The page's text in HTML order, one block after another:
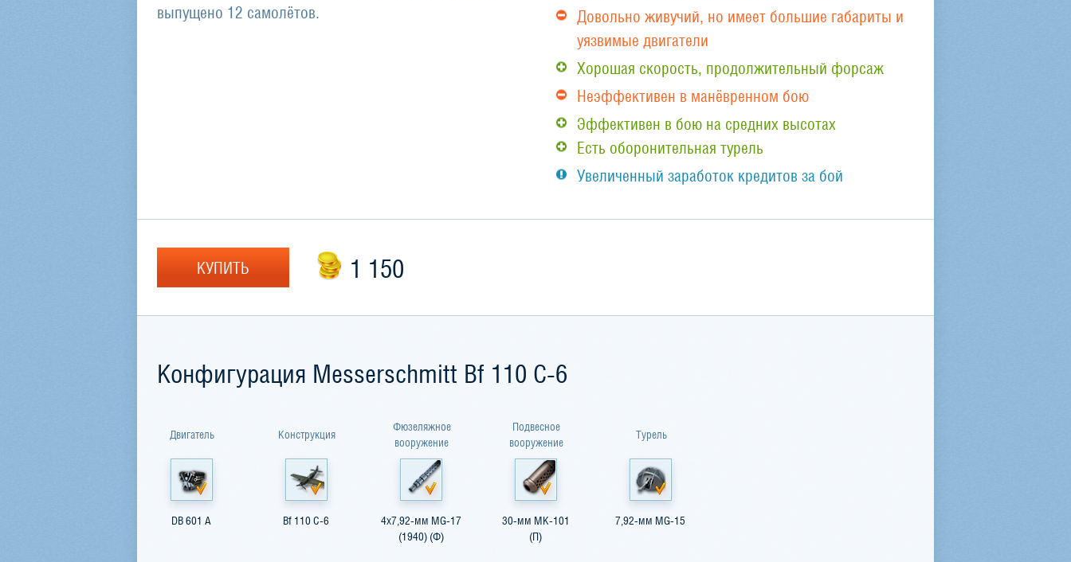
выпущено 12 самолётов.
Довольно живучий, но имеет большие габариты и
уязвимые двигатели
Хорошая скорость, продолжительный форсаж
Неэффективен в манёвренном бою
Эффективен в бою на средних высотах
Есть оборонительная турель
Увеличенный заработок кредитов за бой
КУПИТЬ 1 150
Конфигурация Messerschmitt Bf 110 C-6
Двигатель
DB 601 A
Конструкция
Bf 110 C-6
Фюзеляжное
вооружение
4x7,92-мм MG-17
(1940) (Ф)
Подвесное
вооружение
30-мм MK-101
(П)
Турель
7,92-мм MG-15